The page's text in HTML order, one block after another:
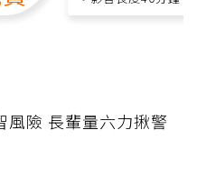
風險 長輩量六力揪警